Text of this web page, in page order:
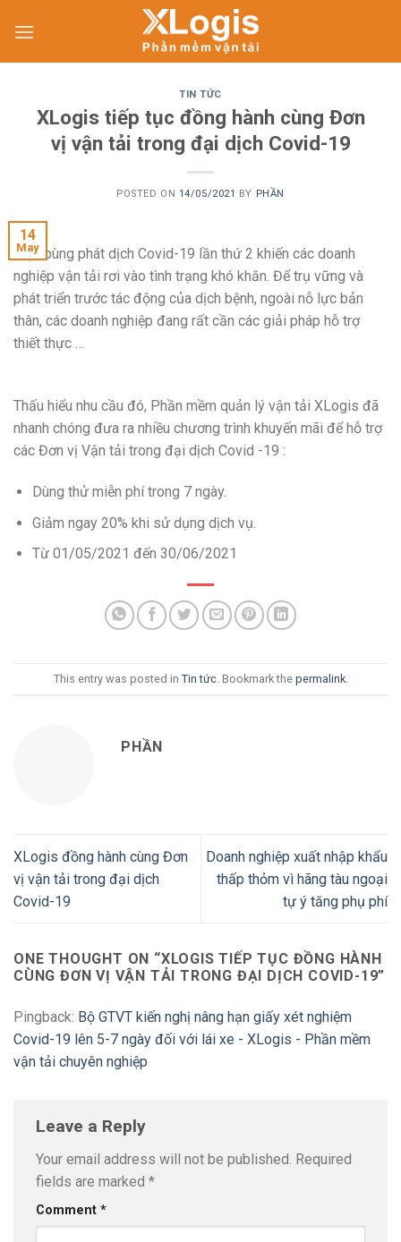
TIN TỨC
XLogis tiếp tục đồng hành cùng Đơn
vị vận tải trong đại dịch Covid-19
POSTED ON 14/05/2021 BY PHẦN
14
May
Việc bùng phát dịch Covid-19 lần thứ 2 khiến các doanh
nghiệp vận tải rơi vào tình trạng khó khăn. Để trụ vững và
phát triển trước tác động của dịch bệnh, ngoài nỗ lực bản
thân, các doanh nghiệp đang rất cần các giải pháp hỗ trợ
thiết thực …
Thấu hiểu nhu cầu đó, Phần mềm quản lý vận tải XLogis đã
nhanh chóng đưa ra nhiều chương trình khuyến mãi để hỗ trợ
các Đơn vị Vận tải trong đại dịch Covid -19 :
Dùng thử miễn phí trong 7 ngày.
Giảm ngay 20% khi sử dụng dịch vụ.
Từ 01/05/2021 đến 30/06/2021
This entry was posted in Tin tức. Bookmark the permalink.
PHẦN
XLogis đồng hành cùng Đơn
vị vận tải trong đại dịch
Covid-19
Doanh nghiệp xuất nhập khẩu
thấp thỏm vì hãng tàu ngoại
tự ý tăng phụ phí
ONE THOUGHT ON “XLOGIS TIẾP TỤC ĐỒNG HÀNH
CÙNG ĐƠN VỊ VẬN TẢI TRONG ĐẠI DỊCH COVID-19”
Pingback: Bộ GTVT kiến nghị nâng hạn giấy xét nghiệm
Covid-19 lên 5-7 ngày đối với lái xe - XLogis - Phần mềm
vận tải chuyên nghiệp
Leave a Reply
Your email address will not be published. Required
fields are marked *
Comment *